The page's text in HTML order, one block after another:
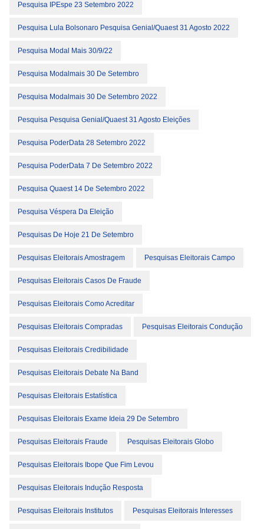
Pesquisa IPEspe 23 Setembro 2022
Pesquisa Lula Bolsonaro Pesquisa Genial/Quaest 31 Agosto 2022
Pesquisa Modal Mais 30/9/22
Pesquisa Modalmais 30 De Setembro
Pesquisa Modalmais 30 De Setembro 2022
Pesquisa Pesquisa Genial/Quaest 31 Agosto Eleições
Pesquisa PoderData 28 Setembro 2022
Pesquisa PoderData 7 De Setembro 2022
Pesquisa Quaest 14 De Setembro 2022
Pesquisa Véspera Da Eleição
Pesquisas De Hoje 21 De Setembro
Pesquisas Eleitorais Amostragem Pesquisas Eleitorais Campo
Pesquisas Eleitorais Casos De Fraude
Pesquisas Eleitorais Como Acreditar
Pesquisas Eleitorais Compradas Pesquisas Eleitorais Condução
Pesquisas Eleitorais Credibilidade
Pesquisas Eleitorais Debate Na Band
Pesquisas Eleitorais Estatística
Pesquisas Eleitorais Exame Ideia 29 De Setembro
Pesquisas Eleitorais Fraude Pesquisas Eleitorais Globo
Pesquisas Eleitorais Ibope Que Fim Levou
Pesquisas Eleitorais Indução Resposta
Pesquisas Eleitorais Institutos Pesquisas Eleitorais Interesses